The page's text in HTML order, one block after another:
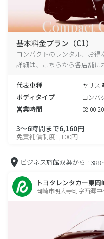
基本料金プラン（C1）
コンパクトのレンタル、お
詳細は、こちらから各店舗に
代表車種 ヤリス
ボディタイプ コンパ
営業時間 08:00-
3～6時間まで6,160円
免責補償制度1,100円
ビジネス旅館双葉から
トヨタレンタカー東岡
岡崎市明大寺町字西郷中